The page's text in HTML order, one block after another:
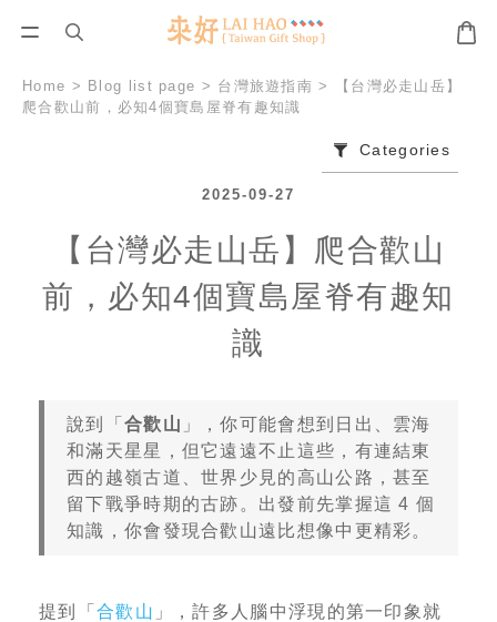
Home > Blog list page > 台灣旅遊指南 >
【台灣必走山岳】
爬合歡山前，必知4個寶島屋脊有趣知識
Categories
2025-09-27
【台灣必走山岳】爬合歡山
前，必知4個寶島屋脊有趣知
識
說到「 合歡山 」，你可能會想到日出、雲海
和滿天星星，但它遠遠不止這些，有連結東
西的越嶺古道、世界少見的高山公路，甚至
留下戰爭時期的古跡。出發前先掌握這 4 個
知識，你會發現合歡山遠比想像中更精彩。
提到「 合歡山 」，許多人腦中浮現的第一印象就